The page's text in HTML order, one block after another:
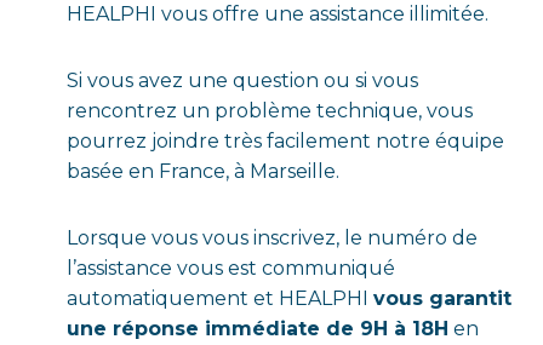
HEALPHI vous offre une assistance illimitée.
Si vous avez une question ou si vous
rencontrez un problème technique, vous
pourrez joindre très facilement notre équipe
basée en France, à Marseille.
Lorsque vous vous inscrivez, le numéro de
l’assistance vous est communiqué
automatiquement et HEALPHI vous garantit
une réponse immédiate de 9H à 18H en